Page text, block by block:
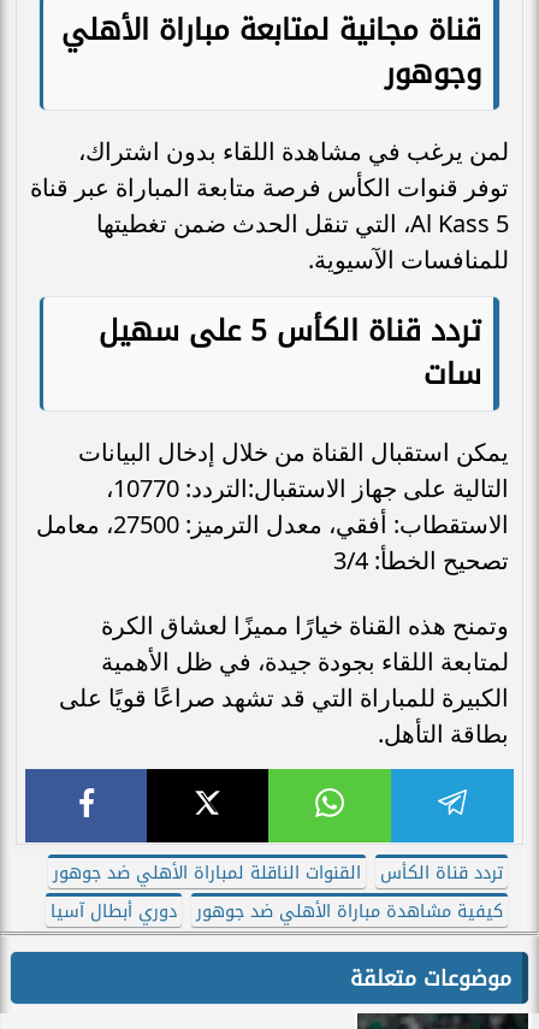
قناة مجانية لمتابعة مباراة الأهلي
وجوهور
لمن يرغب في مشاهدة اللقاء بدون اشتراك،
توفر قنوات الكأس فرصة متابعة المباراة عبر قناة
Al Kass 5، التي تنقل الحدث ضمن تغطيتها
للمنافسات الآسيوية.
تردد قناة الكأس 5 على سهيل
سات
يمكن استقبال القناة من خلال إدخال البيانات
التالية على جهاز الاستقبال:التردد: 10770،
الاستقطاب: أفقي، معدل الترميز: 27500، معامل
تصحيح الخطأ: 3/4
وتمنح هذه القناة خيارًا مميزًا لعشاق الكرة
لمتابعة اللقاء بجودة جيدة، في ظل الأهمية
الكبيرة للمباراة التي قد تشهد صراعًا قويًا على
بطاقة التأهل.
تردد قناة الكأس
القنوات الناقلة لمباراة الأهلي ضد جوهور
كيفية مشاهدة مباراة الأهلي ضد جوهور
دوري أبطال آسيا
موضوعات متعلقة